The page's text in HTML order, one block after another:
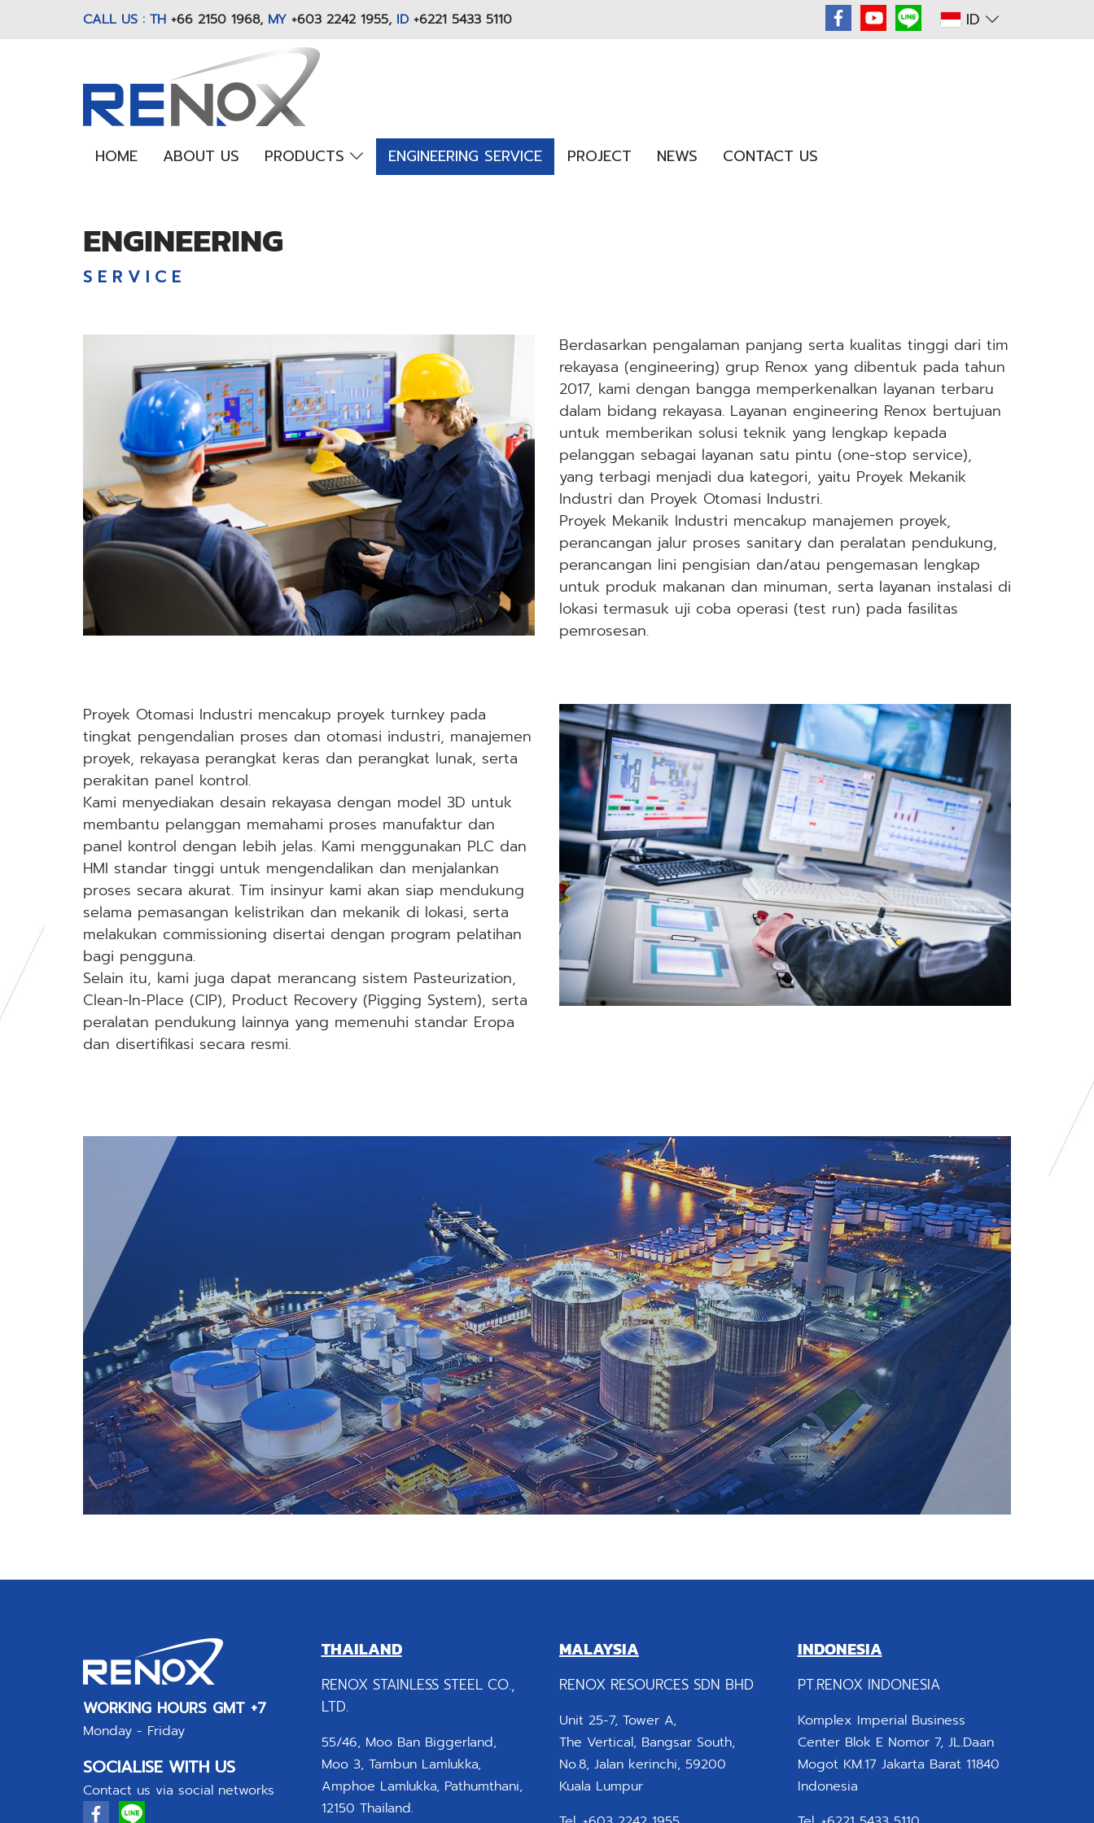
CALL US : TH +66 2150 1968, MY +603 2242 1955, ID +6221 5433 5110 ID
HOME ABOUT US PRODUCTS ENGINEERING SERVICE PROJECT NEWS CONTACT US
ENGINEERING
S E R V I C E
Berdasarkan pengalaman panjang serta kualitas tinggi dari tim
rekayasa (engineering) grup Renox yang dibentuk pada tahun
2017, kami dengan bangga memperkenalkan layanan terbaru
dalam bidang rekayasa. Layanan engineering Renox bertujuan
untuk memberikan solusi teknik yang lengkap kepada
pelanggan sebagai layanan satu pintu (one-stop service),
yang terbagi menjadi dua kategori, yaitu Proyek Mekanik
Industri dan Proyek Otomasi Industri.
Proyek Mekanik Industri mencakup manajemen proyek,
perancangan jalur proses sanitary dan peralatan pendukung,
perancangan lini pengisian dan/atau pengemasan lengkap
untuk produk makanan dan minuman, serta layanan instalasi di
lokasi termasuk uji coba operasi (test run) pada fasilitas
pemrosesan.
Proyek Otomasi Industri mencakup proyek turnkey pada
tingkat pengendalian proses dan otomasi industri, manajemen
proyek, rekayasa perangkat keras dan perangkat lunak, serta
perakitan panel kontrol.
Kami menyediakan desain rekayasa dengan model 3D untuk
membantu pelanggan memahami proses manufaktur dan
panel kontrol dengan lebih jelas. Kami menggunakan PLC dan
HMI standar tinggi untuk mengendalikan dan menjalankan
proses secara akurat. Tim insinyur kami akan siap mendukung
selama pemasangan kelistrikan dan mekanik di lokasi, serta
melakukan commissioning disertai dengan program pelatihan
bagi pengguna.
Selain itu, kami juga dapat merancang sistem Pasteurization,
Clean-In-Place (CIP), Product Recovery (Pigging System), serta
peralatan pendukung lainnya yang memenuhi standar Eropa
dan disertifikasi secara resmi.
WORKING HOURS GMT +7
Monday - Friday
SOCIALISE WITH US
Contact us via social networks
THAILAND
RENOX STAINLESS STEEL CO.,
LTD.
55/46, Moo Ban Biggerland,
Moo 3, Tambun Lamlukka,
Amphoe Lamlukka, Pathumthani,
12150 Thailand.
MALAYSIA
RENOX RESOURCES SDN BHD
Unit 25-7, Tower A,
The Vertical, Bangsar South,
No.8, Jalan kerinchi, 59200
Kuala Lumpur
INDONESIA
PT.RENOX INDONESIA
Komplex Imperial Business
Center Blok E Nomor 7, JL.Daan
Mogot KM.17 Jakarta Barat 11840
Indonesia